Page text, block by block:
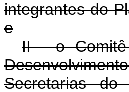
integrantes do
e
II - o Comitê
Secretarias